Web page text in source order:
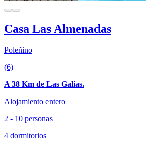
Casa Las Almenadas
Poleñino
(6)
A 38 Km de Las Galias.
Alojamiento entero
2 - 10 personas
4 dormitorios